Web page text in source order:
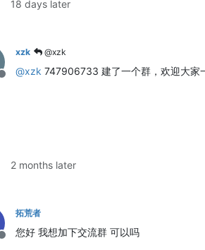
18 days later
Offline
xzk @xzk
@xzk 747906733 建了一个群，欢迎大家
2 months later
Offline
拓荒者
您好 我想加下交流群 可以吗